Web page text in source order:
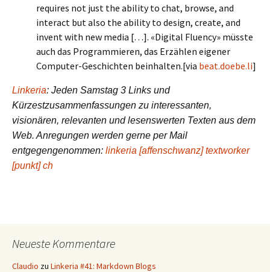
requires not just the ability to chat, browse, and
interact but also the ability to design, create, and
invent with new media […]. «Digital Fluency» müsste
auch das Programmieren, das Erzählen eigener
Computer-Geschichten beinhalten.[via beat.doebe.li]
Linkeria: Jeden Samstag 3 Links und
Kürzestzusammenfassungen zu interessanten,
visionären, relevanten und lesenswerten Texten aus dem
Web. Anregungen werden gerne per Mail
entgegengenommen: linkeria [affenschwanz] textworker
[punkt] ch
Neueste Kommentare
Claudio zu Linkeria #41: Markdown Blogs